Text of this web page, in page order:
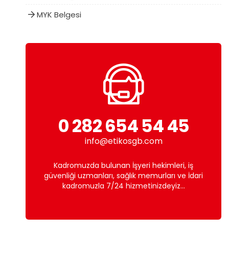
MYK Belgesi
0 282 654 54 45
info@etikosgb.com
Kadromuzda bulunan İşyeri hekimleri, iş
güvenliği uzmanları, sağlık memurları ve İdari
kadromuzla 7/24 hizmetinizdeyiz...